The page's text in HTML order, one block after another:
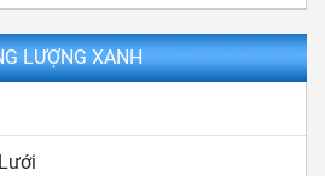
LƯỢNG XANH